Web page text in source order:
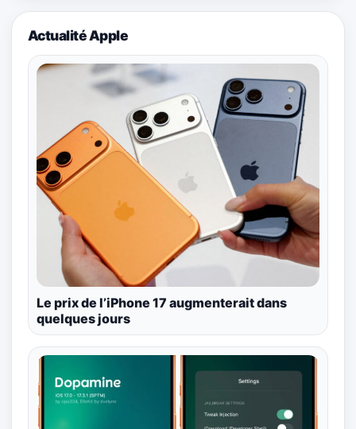
Actualité Apple
Le prix de l’iPhone 17 augmenterait dans
quelques jours